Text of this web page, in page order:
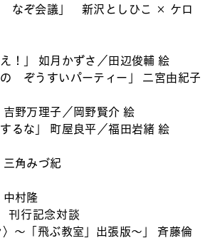
なぞ会議」 新沢としひこ × ケロ
！」 如月かずさ／田辺俊輔 絵
の ぞうすいパーティー」 二宮由紀子
吉野万理子／岡野賢介 絵
るな」 町屋良平／福田岩緒 絵
三角みづ紀
中村隆
刊行記念対談
〉～「飛ぶ教室」出張版～」 斉藤倫